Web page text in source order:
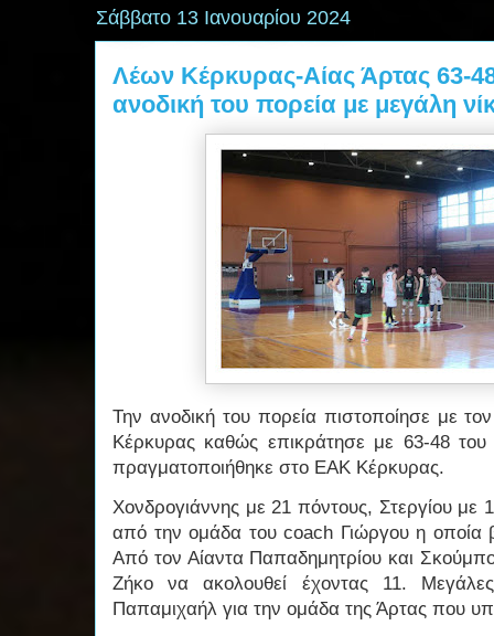
Σάββατο 13 Ιανουαρίου 2024
Λέων Κέρκυρας-Αίας Άρτας 63-
ανοδική του πορεία με μεγάλη
Την ανοδική του πορεία πιστοποίησε με
Κέρκυρας καθώς επικράτησε με 63-48 του
πραγματοποιήθηκε στο ΕΑΚ Κέρκυρας.
Χονδρογιάννης με 21 πόντους, Στεργίου
από την ομάδα του coach Γιώργου η οποία
Από τον Αίαντα Παπαδημητρίου και
Ζήκο να ακολουθεί έχοντας 11.
Παπαμιχαήλ για την ομάδα της Άρτας που